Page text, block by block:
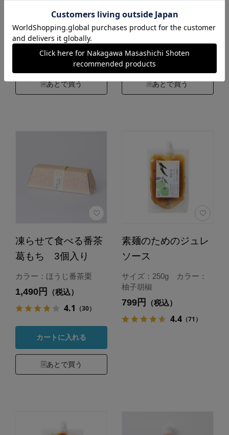
（税込）
4.2（18）
カートに入れる
あとで買う
691円（税込）
4.2 （18）
カートに入れる
あとで買う
凍らせて食べる番茶
葛もち 3個入り
カラー：ほうじ番茶栗
1,490円 （税込）
4.1 （30）
カートに入れる
あとで買う
素麺のためのジュレ
ソース
サイズ：250g カラー：
柚子胡椒
799円 （税込）
4.4（71）